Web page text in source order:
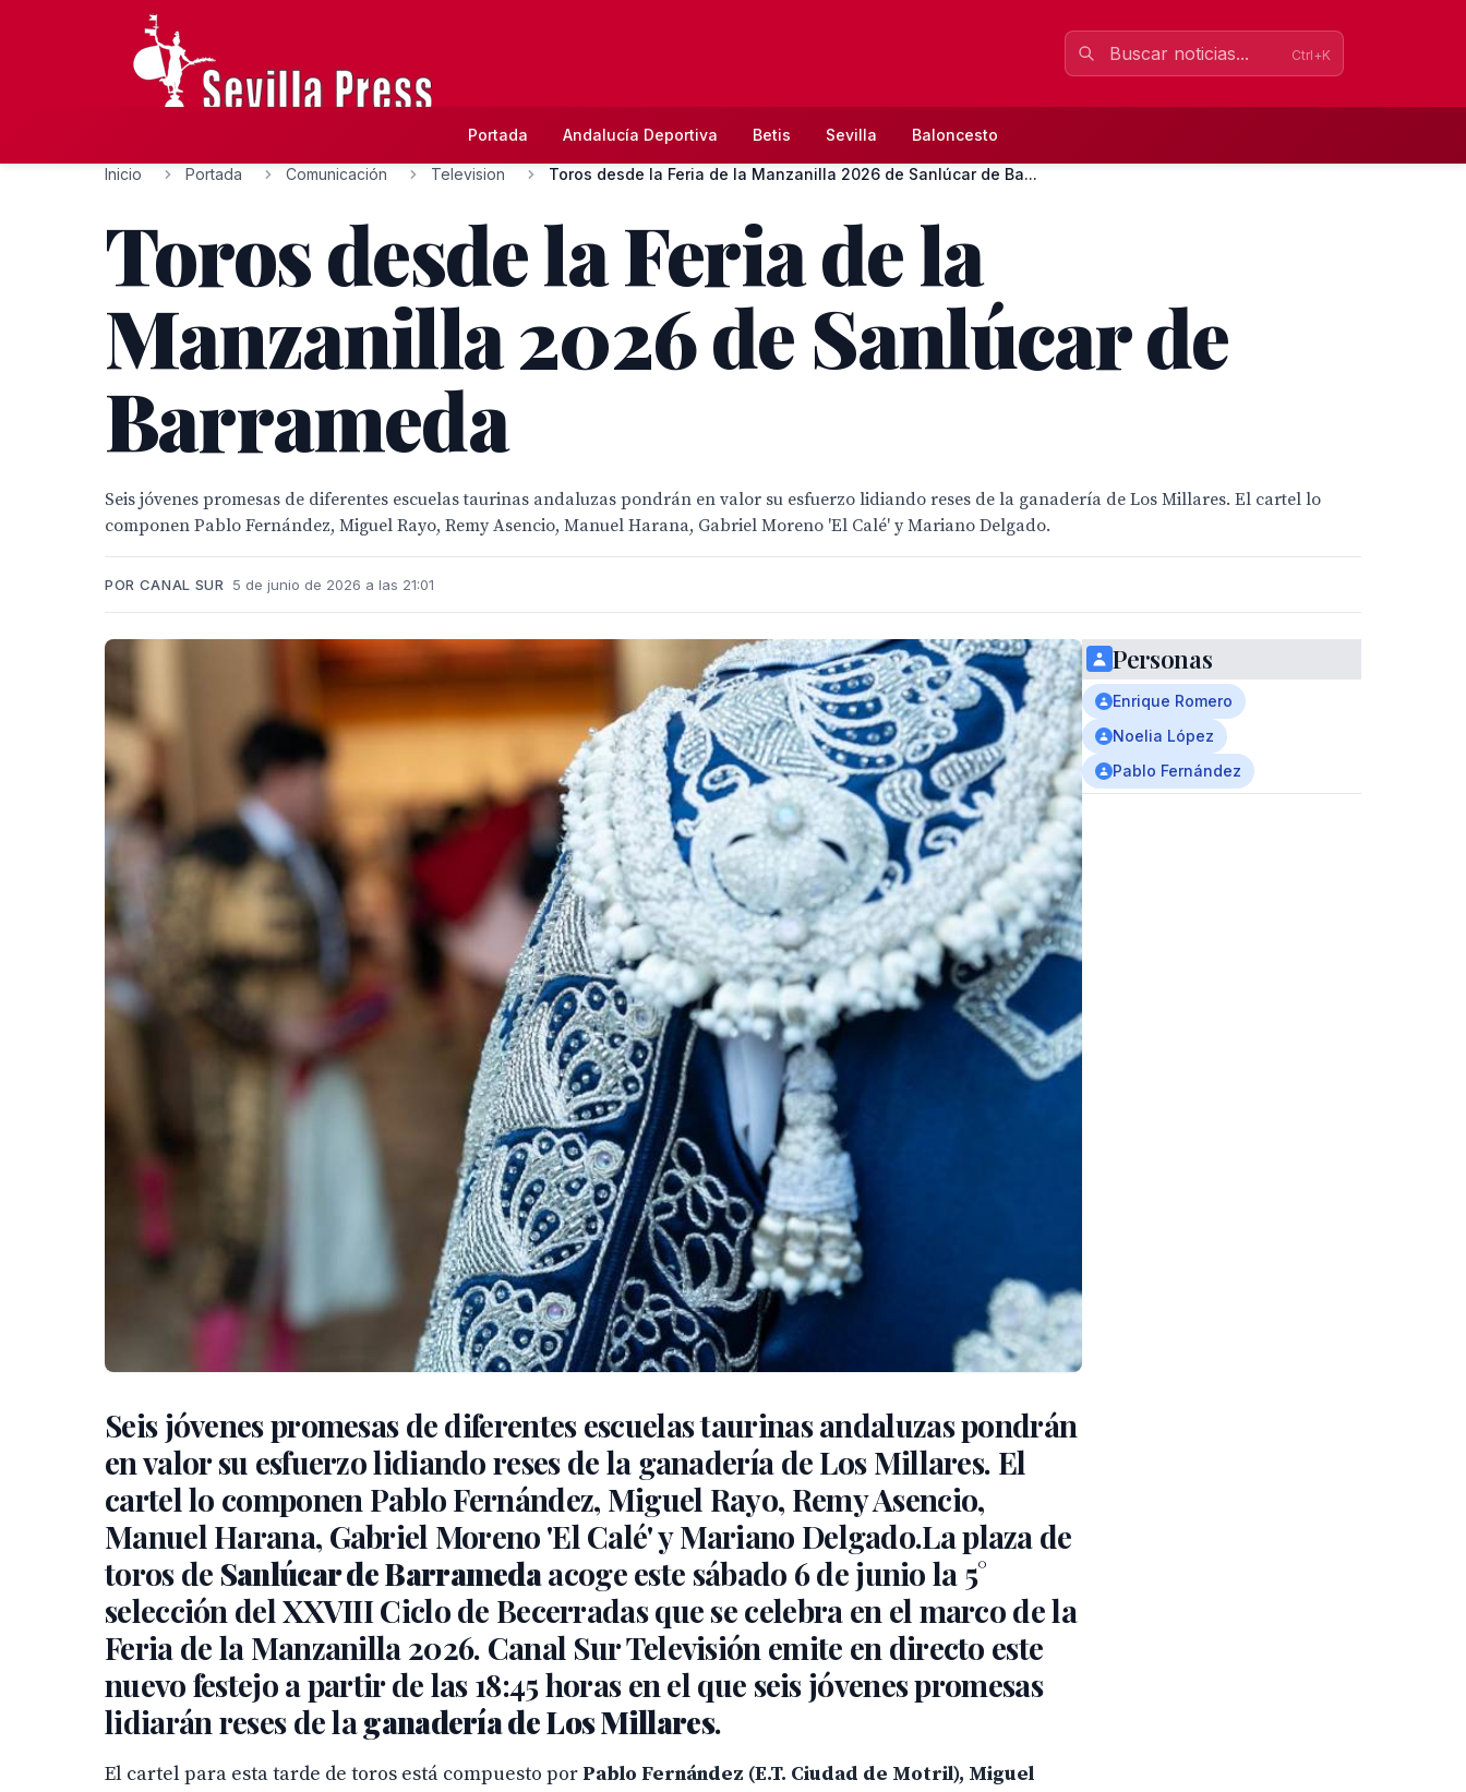
Ctrl+K
Portada Andalucía Deportiva Betis Sevilla Baloncesto
Inicio Portada Comunicación Television Toros desde la Feria de la Manzanilla 2026 de Sanlúcar de Ba...
Toros desde la Feria de la
Manzanilla 2026 de Sanlúcar de
Barrameda
Seis jóvenes promesas de diferentes escuelas taurinas andaluzas pondrán en valor su esfuerzo lidiando reses de la ganadería de Los Millares. El cartel lo
componen Pablo Fernández, Miguel Rayo, Remy Asencio, Manuel Harana, Gabriel Moreno 'El Calé' y Mariano Delgado.
POR CANAL SUR 5 de junio de 2026 a las 21:01
Seis jóvenes promesas de diferentes escuelas taurinas andaluzas pondrán
en valor su esfuerzo lidiando reses de la ganadería de Los Millares. El
cartel lo componen Pablo Fernández, Miguel Rayo, Remy Asencio,
Manuel Harana, Gabriel Moreno 'El Calé' y Mariano Delgado.La plaza de
toros de Sanlúcar de Barramedaacoge este sábado 6 de junio la 5°
selección del XXVIII Ciclo de Becerradas que se celebra en el marco de la
Feria de la Manzanilla 2026. Canal Sur Televisión emite en directo este
nuevo festejo a partir de las 18:45 horas en el que seis jóvenes promesas
lidiarán reses de laganadería de Los Millares.
El cartel para esta tarde de toros está compuesto por Pablo Fernández (E.T. Ciudad de Motril), Miguel
Personas
Enrique Romero
Noelia López
Pablo Fernández